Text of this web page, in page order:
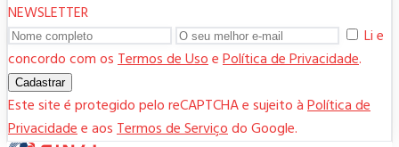
NEWSLETTER
Li e
concordo com osTermos de UsoePolítica de Privacidade.
Cadastrar
Este site é protegido pelo reCAPTCHA e sujeito àPolítica de
Privacidadee aosTermos de Serviçodo Google.